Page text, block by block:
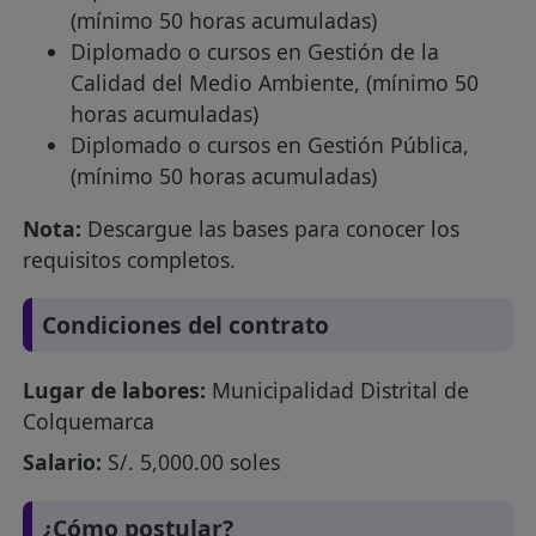
(mínimo 50 horas acumuladas)
Diplomado o cursos en Gestión de la
Calidad del Medio Ambiente, (mínimo 50
horas acumuladas)
Diplomado o cursos en Gestión Pública,
(mínimo 50 horas acumuladas)
Nota: Descargue las bases para conocer los
requisitos completos.
Condiciones del contrato
Lugar de labores: Municipalidad Distrital de
Colquemarca
Salario: S/. 5,000.00 soles
¿Cómo postular?